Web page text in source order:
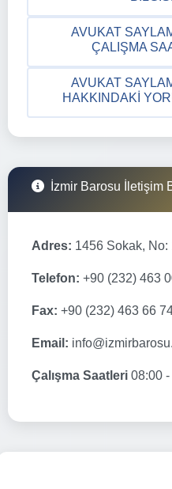
AVUKAT
ÇALIŞMA
AVUKAT
HAKKINDAKI
İzmir Barosu İletişim
Adres: 1456 Sokak, No:
Telefon: +90 (232) 463
Fax: +90 (232) 463 66
Email:
Çalışma Saatleri 08:00